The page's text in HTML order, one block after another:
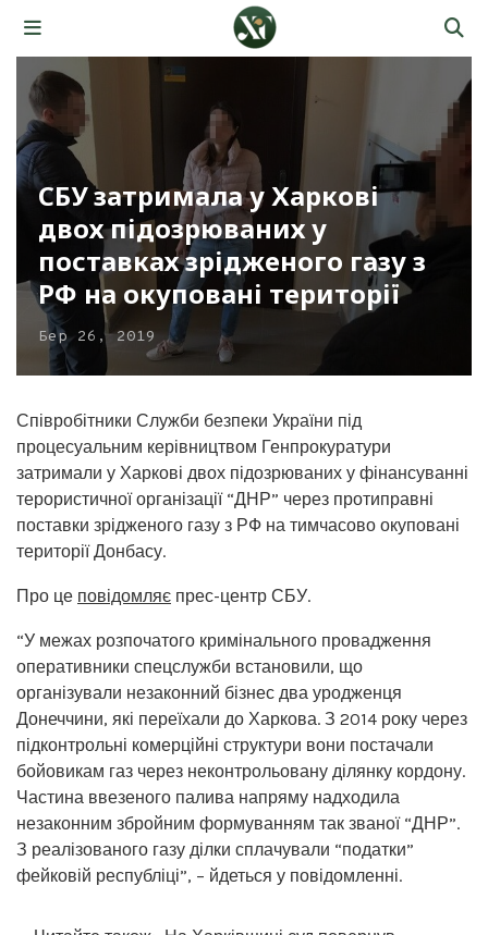
CБУ затримала у Харкові
двох підозрюваних у
поставках зрідженого газу з
РФ на окуповані території
Бер 26, 2019
Співробітники Служби безпеки України під
процесуальним керівництвом Генпрокуратури
затримали у Харкові двох підозрюваних у фінансуванні
терористичної організації “ДНР” через протиправні
поставки зрідженого газу з РФ на тимчасово окуповані
території Донбасу.
Про це повідомляє прес-центр СБУ.
“У межах розпочатого кримінального провадження
оперативники спецслужби встановили, що
організували незаконний бізнес два уродженця
Донеччини, які переїхали до Харкова. З 2014 року через
підконтрольні комерційні структури вони постачали
бойовикам газ через неконтрольовану ділянку кордону.
Частина ввезеного палива напряму надходила
незаконним збройним формуванням так званої “ДНР”.
З реалізованого газу ділки сплачували “податки”
фейковій республіці”, – йдеться у повідомленні.